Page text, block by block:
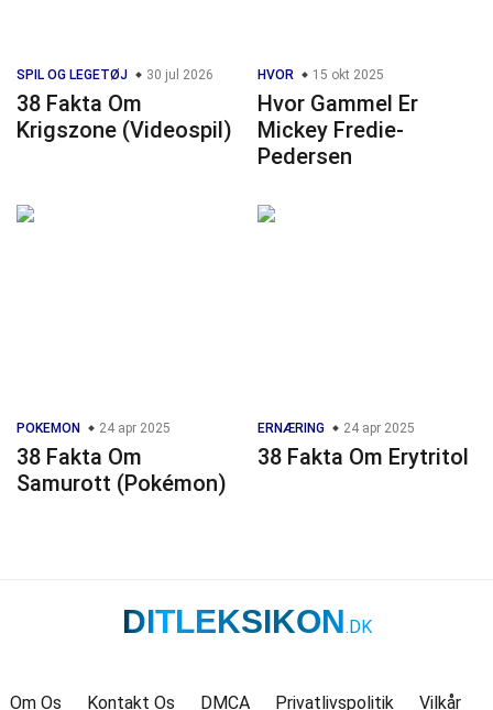
SPIL OG LEGETØJ 30 jul 2026
38 Fakta Om
Krigszone (Videospil)
HVOR 15 okt 2025
Hvor Gammel Er
Mickey Fredie-
Pedersen
POKEMON 24 apr 2025
38 Fakta Om
Samurott (Pokémon)
ERNÆRING 24 apr 2025
38 Fakta Om Erytritol
DITLEKSIKON.DK
Om Os Kontakt Os DMCA Privatlivspolitik Vilkår